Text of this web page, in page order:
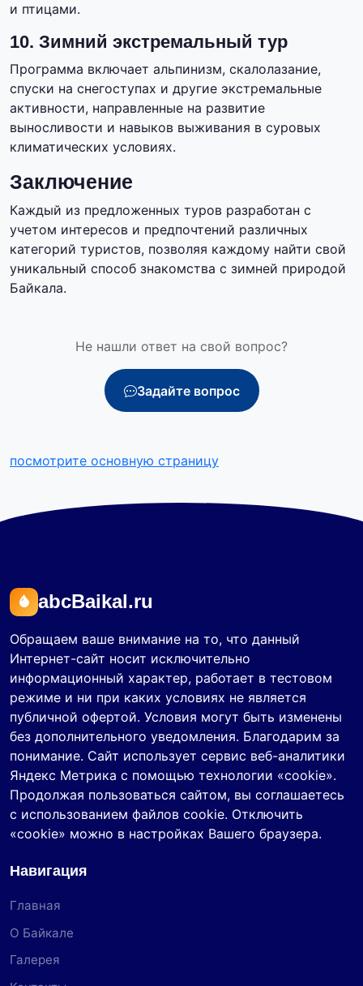
и птицами.
10. Зимний экстремальный тур
Программа включает альпинизм, скалолазание,
спуски на снегоступах и другие экстремальные
активности, направленные на развитие
выносливости и навыков выживания в суровых
климатических условиях.
Заключение
Каждый из предложенных туров разработан с
учетом интересов и предпочтений различных
категорий туристов, позволяя каждому найти свой
уникальный способ знакомства с зимней природой
Байкала.
Не нашли ответ на свой вопрос?
Задайте вопрос
посмотрите основную страницу
abcBaikal.ru
Обращаем ваше внимание на то, что данный
Интернет-сайт носит исключительно
информационный характер, работает в тестовом
режиме и ни при каких условиях не является
публичной офертой. Условия могут быть изменены
без дополнительного уведомления. Благодарим за
понимание. Сайт использует сервис веб-аналитики
Яндекс Метрика с помощью технологии «cookie».
Продолжая пользоваться сайтом, вы соглашаетесь
с использованием файлов cookie. Отключить
«cookie» можно в настройках Вашего браузера.
Навигация
Главная
О Байкале
Галерея